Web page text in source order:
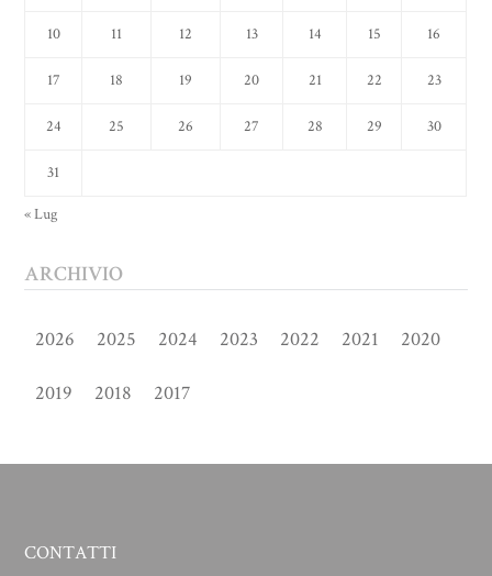
10 11 12 13 14 15 16
17 18 19 20 21 22 23
24 25 26 27 28 29 30
31
« Lug
ARCHIVIO
2026 2025 2024 2023 2022 2021 2020
2019 2018 2017
CONTATTI